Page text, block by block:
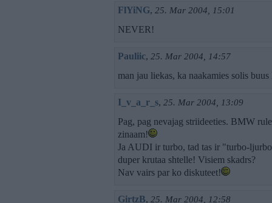
FlYiNG, 25. Mar 2004, 15:01
NEVER!
Pauliic, 25. Mar 2004, 14:57
man jau liekas, ka naakamies solis
I_v_a_r_s, 25. Mar 2004, 13:09
Pag, pag nevajag striideeties. BMW
zinaam!
Ja AUDI ir turbo, tad tas ir "turbo-
duper krutaa shtelle! Visiem skadrs?
Nav vairs par ko diskuteet!
GirtzB, 25. Mar 2004, 12:58